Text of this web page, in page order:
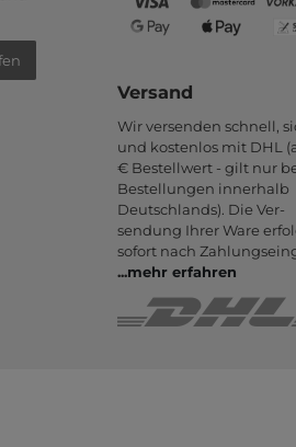
Versand
Wir versenden schnell,
und kostenlos mit DHL
€ Bestell­wert - gilt nur
Bestel­lungen inner­halb
Deutsch­lands). Die Ver­
sendung Ihrer Ware
sofort nach
...mehr erfahren